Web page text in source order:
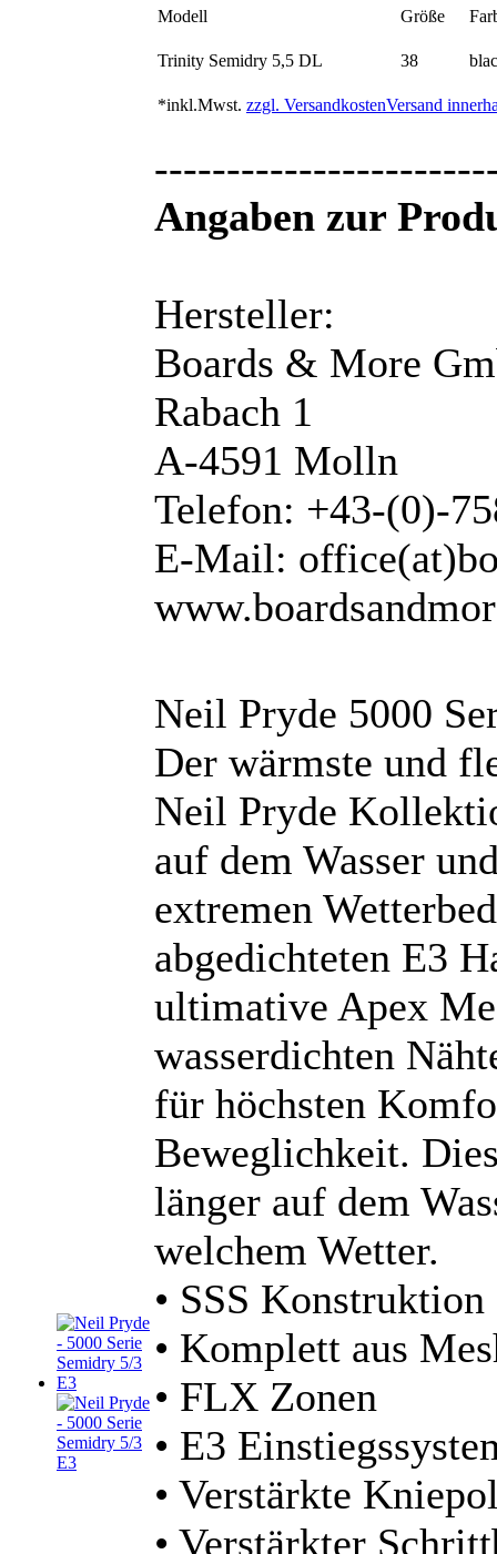
Modell Größe
Trinity Semidry 5,5 DL 38
*inkl.Mwst. zzgl. VersandkostenVersand
Angaben zur
Hersteller:
Boards & More
Rabach 1
A-4591 Molln
Telefon: +43-(0)-
E-Mail:
Neil Pryde 5000
Der wärmste und
Neil Pryde
auf dem Wasser
extremen
abgedichteten E3
ultimative Apex
wasserdichten
für höchsten
Beweglichkeit.
länger auf dem
welchem Wetter.
• SSS Konstruktion
• Komplett aus
• FLX Zonen
• E3
• Verstärkte
• Verstärkter